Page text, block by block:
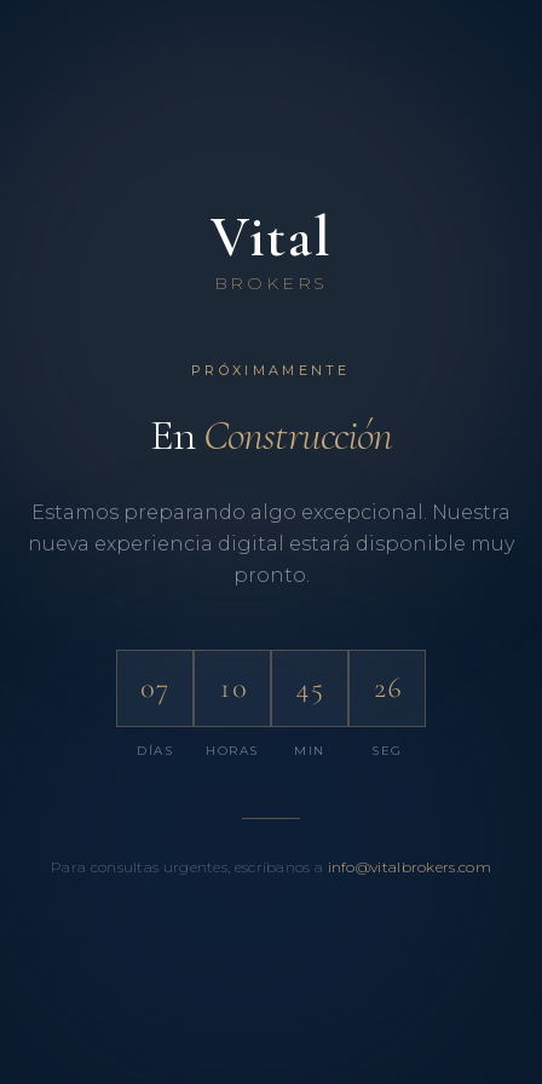
Vital
BROKERS
PRÓXIMAMENTE
EnConstrucción
Estamos preparando algo excepcional. Nuestra
nueva experiencia digital estará disponible muy
pronto.
07
DÍAS
10
HORAS
45
MIN
26
SEG
Para consultas urgentes, escríbanos a info@vitalbrokers.com